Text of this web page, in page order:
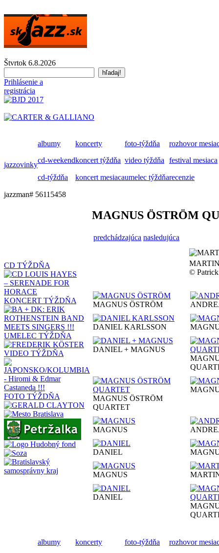
Štvrtok 6.8.2026
Prihlásenie a
registrácia
jazzovinky
albumy koncerty foto-týždňa
rozhovor
cd-weekendkoncert týždňa video týždňa festival mesiaca
cd-týždňa koncert mesiacaumelec týždňarecenzie
jazzman# 56115458
CD TÝŽDŇA
KONCERT TÝŽDŇA
UMELEC TÝŽDŇA
VIDEO TÝŽDŇA
FOTO TÝŽDŇA
MAGNUS ÖSTRÖM
predchádzajúca nasledujúca
©
MAGNUS ÖSTRÖM
DANIEL KARLSSON
DANIEL + MAGNUS
MAGNUS ÖSTRÖM
QUARTET
MAGNUS
DANIEL
MAGNUS
DANIEL
albumy koncerty foto-týždňa
rozhovor